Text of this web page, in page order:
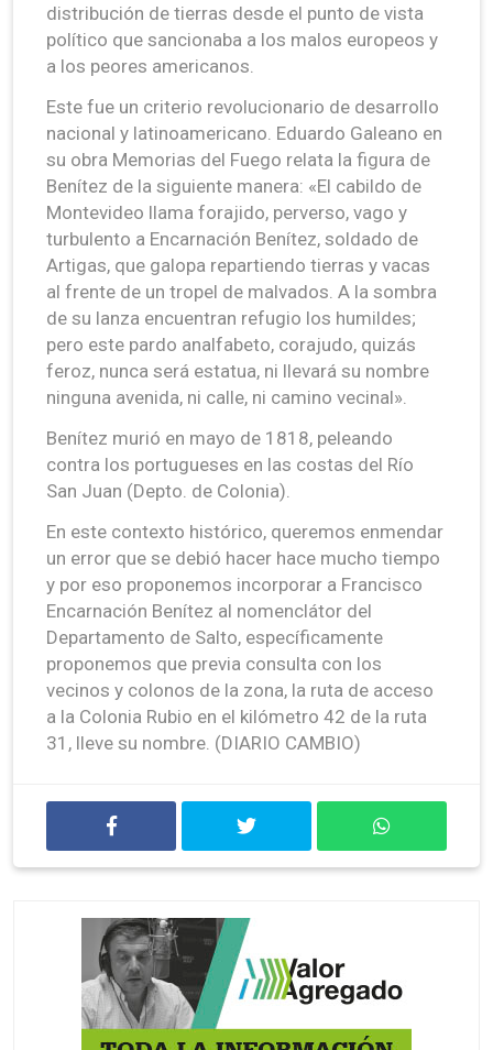
distribución de tierras desde el punto de vista
político que sancionaba a los malos europeos y
a los peores americanos.
Este fue un criterio revolucionario de desarrollo
nacional y latinoamericano. Eduardo Galeano en
su obra Memorias del Fuego relata la figura de
Benítez de la siguiente manera: «El cabildo de
Montevideo llama forajido, perverso, vago y
turbulento a Encarnación Benítez, soldado de
Artigas, que galopa repartiendo tierras y vacas
al frente de un tropel de malvados. A la sombra
de su lanza encuentran refugio los humildes;
pero este pardo analfabeto, corajudo, quizás
feroz, nunca será estatua, ni llevará su nombre
ninguna avenida, ni calle, ni camino vecinal».
Benítez murió en mayo de 1818, peleando
contra los portugueses en las costas del Río
San Juan (Depto. de Colonia).
En este contexto histórico, queremos enmendar
un error que se debió hacer hace mucho tiempo
y por eso proponemos incorporar a Francisco
Encarnación Benítez al nomenclátor del
Departamento de Salto, específicamente
proponemos que previa consulta con los
vecinos y colonos de la zona, la ruta de acceso
a la Colonia Rubio en el kilómetro 42 de la ruta
31, lleve su nombre. (DIARIO CAMBIO)